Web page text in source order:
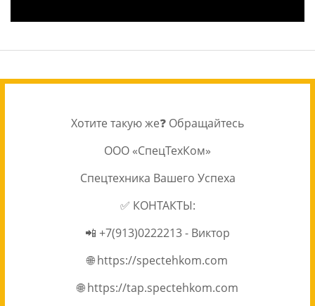
Хотите такую же❓ Обращайтесь
ООО «СпецТехКом»
Спецтехника Вашего Успеха
✅ КОНТАКТЫ:
📲 +7(913)0222213 - Виктор
🌐 https://spectehkom.com
🌐 https://tap.spectehkom.com